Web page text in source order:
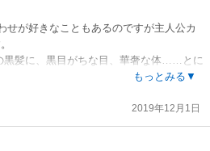
せが好きなこともあるのですが主人公カ
黒髪に、黒目がちな目、華奢な体……とに
に萌えてる変態)
もっとみる▼
2019年12月1日